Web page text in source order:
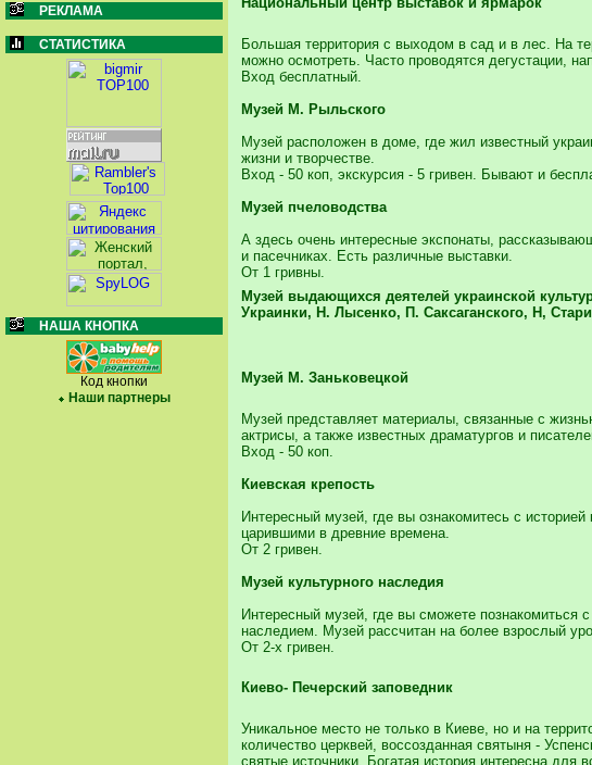
РЕКЛАМА
СТАТИСТИКА
НАША КНОПКА
Код кнопки
Наши партнеры
Большая территория с выходом в сад и в лес. На
можно осмотреть. Часто проводятся дегустации,
Вход бесплатный.
Музей М. Рыльского
Музей расположен в доме, где жил известный
жизни и творчестве.
Вход - 50 коп, экскурсия - 5 гривен. Бывают и
Музей пчеловодства
А здесь очень интересные экспонаты,
и пасечниках. Есть различные выставки.
От 1 гривны.
Музей выдающихся деятелей украинской
Украинки, Н. Лысенко, П. Саксаганского, Н,
Музей М. Заньковецкой
Музей представляет материалы, связанные с
актрисы, а также известных драматургов и
Вход - 50 коп.
Киевская крепость
Интересный музей, где вы ознакомитесь с
царившими в древние времена.
От 2 гривен.
Музей культурного наследия
Интересный музей, где вы сможете познакомиться
наследием. Музей рассчитан на более взрослый
От 2-х гривен.
Киево- Печерский заповедник
Уникальное место не только в Киеве, но и на
количество церквей, воссозданная святыня -
святые источники. Богатая история интересна для